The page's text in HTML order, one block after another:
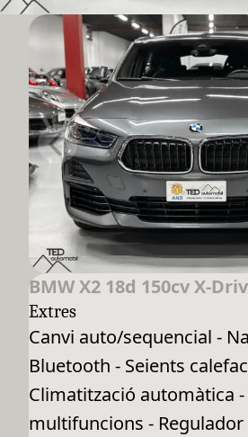
BMW X2 18d 150cv X-
Extres
Canvi auto/sequencial -
Bluetooth - Seients
Climatització automàtica
multifuncions -